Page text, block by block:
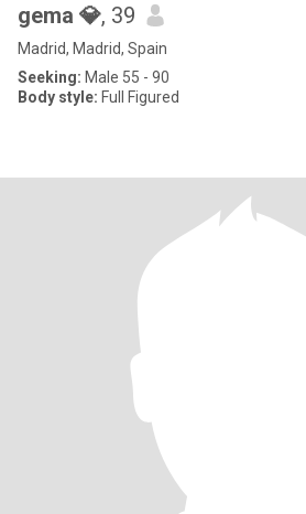
gema 💎, 39
Madrid, Madrid, Spain
Seeking: Male 55 - 90
Body style: Full Figured